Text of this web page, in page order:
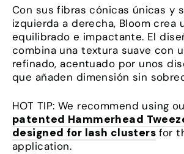
Con sus fibras cónicas únicas y
izquierda a derecha, Bloom crea
equilibrado e impactante. El
combina una textura suave con
refinado, acentuado por unos
que añaden dimensión sin
HOT TIP: We recommend using
patented Hammerhead
designed for lash clusters for
application.